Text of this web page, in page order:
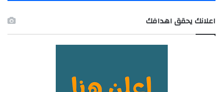
اعلانك يحقق اهدافك